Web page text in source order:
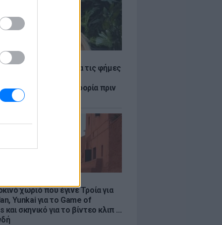
Βουλγαράκη ξεσπά για τις φήμες
καμία πληροφορία πριν
τη βλακεία σας»
χωριό που έγινε Τροία για
Yunkai για το Game of
σκηνικό για το βίντεο κλιπ ...